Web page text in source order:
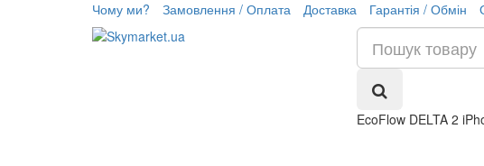
Чому ми? Замовлення / Оплата Доставка Гарантія / Обмін
EcoFlow DELTA 2